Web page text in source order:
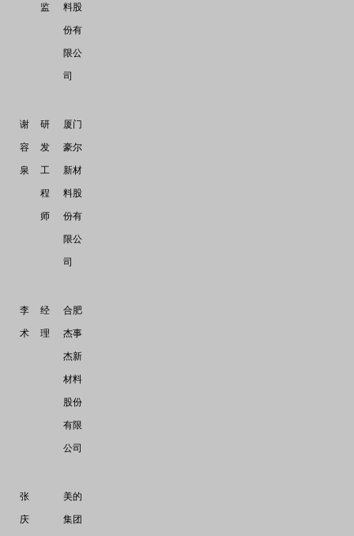
监 料股
份有
限公
司
谢
容
泉
研
发
工
程
师
厦门
豪尔
新材
料股
份有
限公
司
李
术
经
理
合肥
杰事
杰新
材料
股份
有限
公司
张
庆
美的
集团